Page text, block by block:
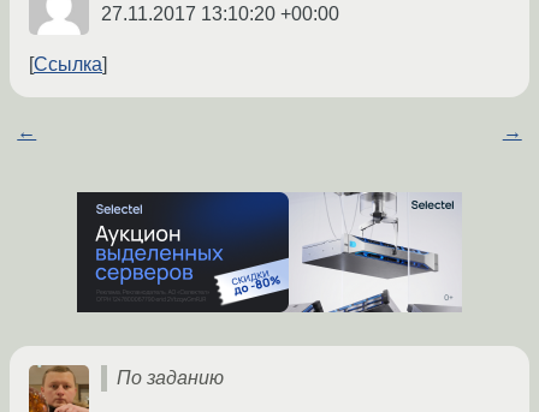
27.11.2017 13:10:20 +00:00
Ссылка
← →
По заданию